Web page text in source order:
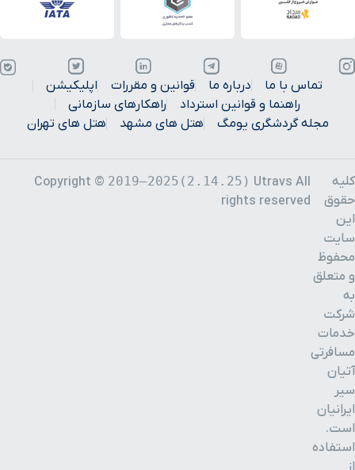
تماس با ما درباره ما قوانین و مقررات
اپلیکیشن
راهنما و قوانین استرداد
راهکارهای سازمانی
مجله گردشگری یومگ
هتل های مشهد هتل های تهران
کلیه
حقوق
این
سایت
محفوظ
و متعلق
به
شرکت
خدمات
مسافرتی
آتیان
سیر
ایرانیان
است.
استفاده
Copyright © 2019–2025(2.14.25) Utravs All
rights reserved